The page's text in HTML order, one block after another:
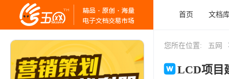
首页 文档
您所在位置: 五网
LCD项目